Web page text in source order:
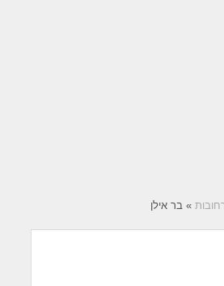
» בר אילן